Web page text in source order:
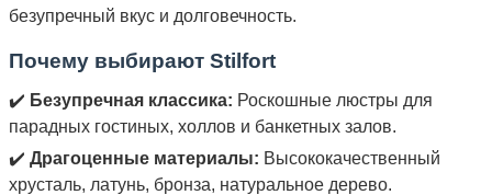
безупречный вкус и долговечность.
Почему выбирают Stilfort
✔️ Безупречная классика: Роскошные люстры для
парадных гостиных, холлов и банкетных залов.
✔️ Драгоценные материалы: Высококачественный
хрусталь, латунь, бронза, натуральное дерево.